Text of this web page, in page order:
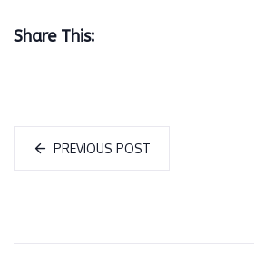
Share This:
PREVIOUS POST